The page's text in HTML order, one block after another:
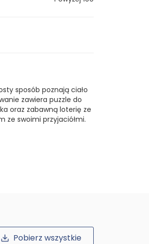
sposób poznają ciało
zawiera puzzle do
oraz zabawną loterię ze
ze swoimi przyjaciółmi.
Pobierz wszystkie